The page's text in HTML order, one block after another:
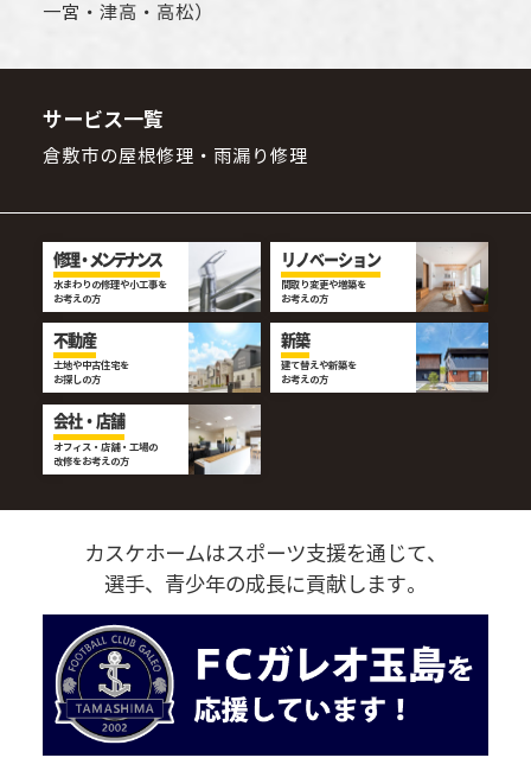
一宮・津高・高松）
サービス一覧
倉敷市の屋根修理・雨漏り修理
修理・メンテナンス
水まわりの修理や小工事を
お考えの方
リノベーション
間取り変更や増築を
お考えの方
不動産
土地や中古住宅を
お探しの方
新築
建て替えや新築を
お考えの方
会社・店舗
オフィス・店舗・工場の
改修をお考えの方
カスケホームはスポーツ支援を通じて、
選手、青少年の成長に貢献します。